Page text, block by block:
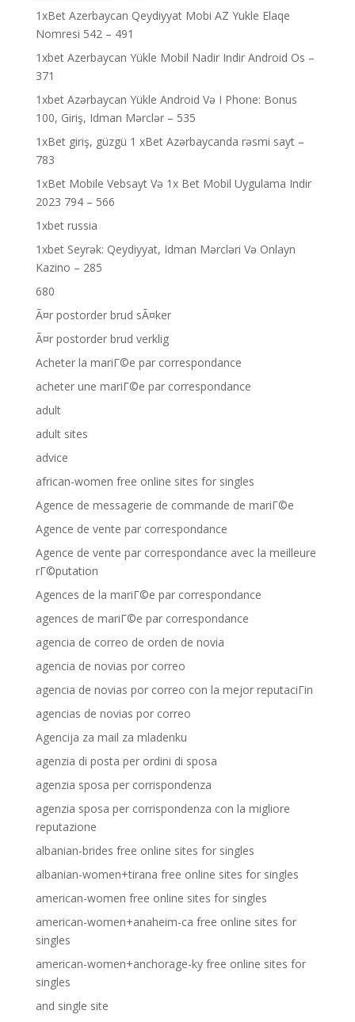
1xBet Azerbaycan Qeydiyyat Mobi AZ Yukle Elaqe
Nomresi 542 – 491
1xbet Azerbaycan Yükle Mobil Nadir Indir Android Os –
371
1xbet Azərbaycan Yükle Android Və I Phone: Bonus
100, Giriş, Idman Mərclər – 535
1xBet giriş, güzgü 1 xBet Azərbaycanda rəsmi sayt –
783
1xBet Mobile Vebsayt Və 1x Bet Mobil Uygulama Indir
2023 794 – 566
1xbet russia
1xbet Seyrək: Qeydiyyat, Idman Mərcləri Və Onlayn
Kazino – 285
680
Ã¤r postorder brud sÃ¤ker
Ã¤r postorder brud verklig
Acheter la mariГ©e par correspondance
acheter une mariГ©e par correspondance
adult
adult sites
advice
african-women free online sites for singles
Agence de messagerie de commande de mariГ©e
Agence de vente par correspondance
Agence de vente par correspondance avec la meilleure
rГ©putation
Agences de la mariГ©e par correspondance
agences de mariГ©e par correspondance
agencia de correo de orden de novia
agencia de novias por correo
agencia de novias por correo con la mejor reputaciГіn
agencias de novias por correo
Agencija za mail za mladenku
agenzia di posta per ordini di sposa
agenzia sposa per corrispondenza
agenzia sposa per corrispondenza con la migliore
reputazione
albanian-brides free online sites for singles
albanian-women+tirana free online sites for singles
american-women free online sites for singles
american-women+anaheim-ca free online sites for
singles
american-women+anchorage-ky free online sites for
singles
and single site